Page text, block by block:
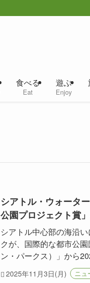
食べる
Eat
遊ぶ
Enjoy
シアトル・ウォータ
公園プロジェクト賞
シアトル中心部の海沿
クが、国際的な都市公
ン・パークス）」から
2025年11月3日(月) ニュ